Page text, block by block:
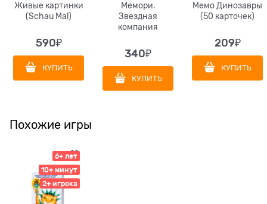
Живые картинки
(Schau Mal)
590₽
КУПИТЬ
Мемори.
Звездная
компания
340₽
КУПИТЬ
Мемо Динозавры
(50 карточек)
209₽
КУПИТЬ
Похожие игры
6+ лет
10+ минут
2+ игрока